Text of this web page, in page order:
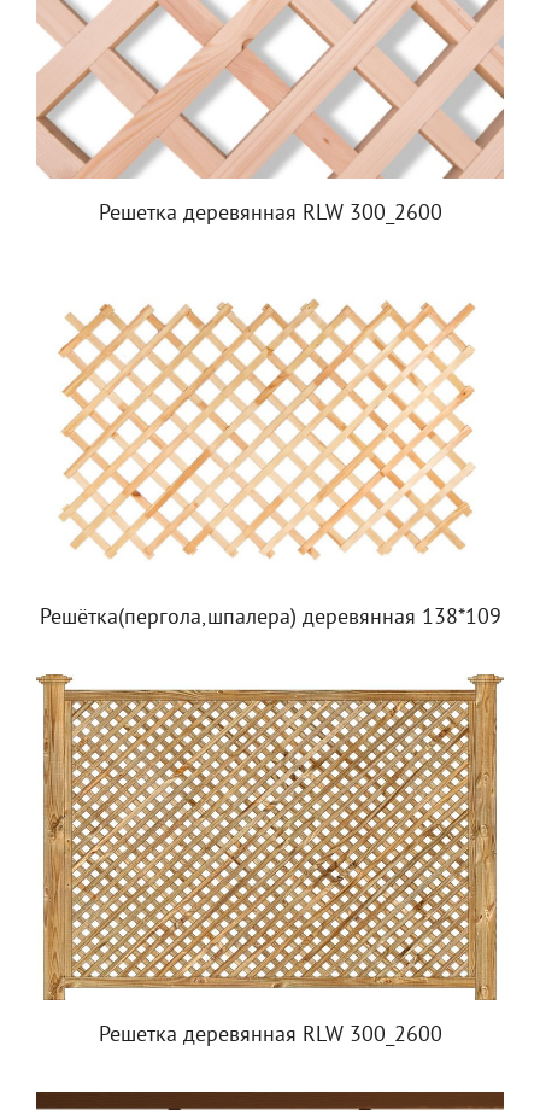
Решетка деревянная RLW 300_2600
Решётка(пергола,шпалера) деревянная 138*109
Решетка деревянная RLW 300_2600